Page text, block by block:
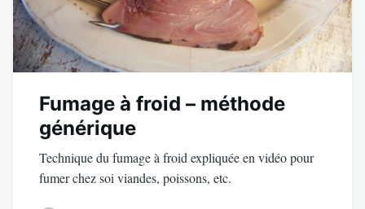
Fumage à froid – méthode
générique
Technique du fumage à froid expliquée en vidéo pour
fumer chez soi viandes, poissons, etc.